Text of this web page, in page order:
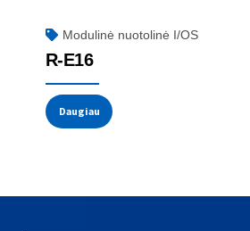
Modulinė nuotolinė I/OS
R-E16
Daugiau